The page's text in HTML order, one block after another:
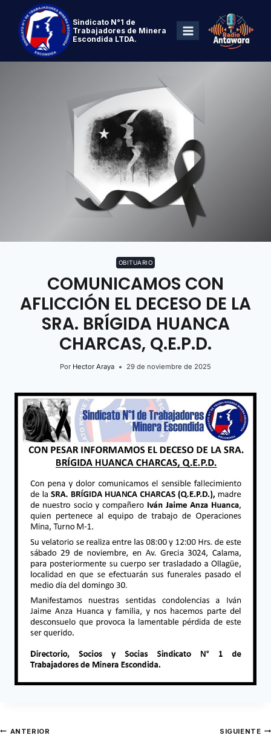
Sindicato N°1 de
Trabajadores de Minera
Escondida LTDA.
OBITUARIO
COMUNICAMOS CON
AFLICCIÓN EL DECESO DE LA
SRA. BRÍGIDA HUANCA
CHARCAS, Q.E.P.D.
Por Hector Araya 29 de noviembre de 2025
ANTERIOR SIGUIENTE